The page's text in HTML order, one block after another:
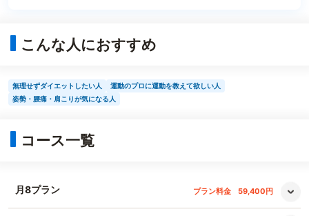
こんな人におすすめ
無理せずダイエットしたい人
運動のプロに運動を教えて欲しい人
姿勢・腰痛・肩こりが気になる人
コース一覧
月8プラン プラン料金 59,400円